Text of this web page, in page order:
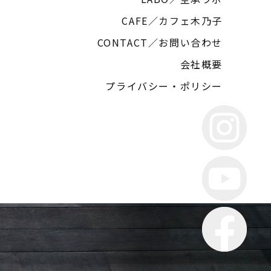
CAFE／カフェ木乃子
CONTACT／お問い合わせ
会社概要
プライバシー・ポリシー